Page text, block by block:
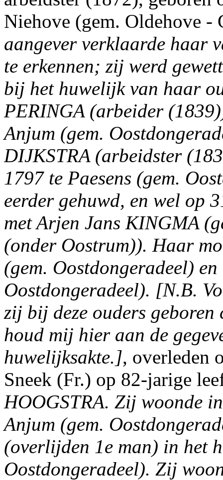
Niehove (gem. Oldehove -
aangever verklaarde haar
te erkennen; zij werd
bij het huwelijk van haar
PERINGA (arbeider
Anjum (gem.
DIJKSTRA (arbeidster
1797 te Paesens (gem.
eerder gehuwd, en wel op
met Arjen Jans KINGMA
(onder Oostrum)). Haar
(gem. Oostdongeradeel)
Oostdongeradeel). [N.B.
zij bij deze ouders
houd mij hier aan de
huwelijksakte.], overleden
Sneek (Fr.) op 82-jarige
HOOGSTRA. Zij woonde
Anjum (gem.
(overlijden 1e man) in het
Oostdongeradeel). Zij